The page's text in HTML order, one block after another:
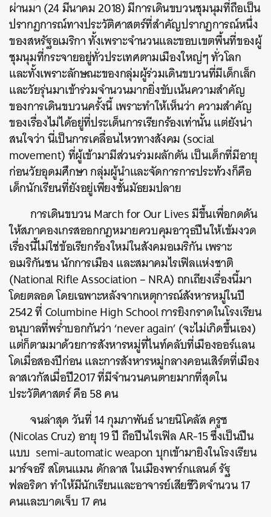
ผ่านมา (24 มีนาคม 2018) มีการเดินขบวนชุมนุมที่ถือเป็น
ปรากฏการณ์ทางประวัติศาสตร์ที่สำคัญปรากฏการณ์หนึ่ง
ของสหรัฐอเมริกา ทั้งเพราะจำนวนและขอบเขตพื้นที่ของผู้
ชุมนุมที่กระจายอยู่ทั่วประเทศตามเมืองใหญ่ๆ ทั่วโลก
และทั้งเพราะลักษณะของกลุ่มผู้ร่วมเดินขบวนที่มีเด็กเล็ก
และวัยรุ่นมาเข้าร่วมจำนวนมากยิ่งขับเน้นความสำคัญ
ของการเดินขบวนครั้งนี้ เพราะทำให้เห็นว่า ความสำคัญ
ของเรื่องไม่ได้อยู่ที่ประเด็นการเรียกร้องเท่านั้น แต่ยังน่า
สนใจว่า นี่เป็นการเคลื่อนไหวทางสังคม (social
movement) ที่ผู้เข้ามามีส่วนร่วมผลักดัน เป็นเด็กที่มีอายุ
ก่อนวัยอุดมศึกษา กลุ่มผู้นำและจัดการการประท้วงก็คือ
เด็กนักเรียนที่ยังอยู่เพียงชั้นมัธยมปลาย
การเดินขบวน March for Our Lives มีขึ้นเพื่อกดดัน
ให้สภาคองเกรสออกกฎหมายควบคุมอาวุธปืนให้เข้มงวด
เรื่องนี้ไม่ใช่ข้อเรียกร้องใหม่ในสังคมอเมริกัน เพราะ
อเมริกันชน นักการเมือง และสมาคมไรเฟิลแห่งชาติ
(National Rifle Association – NRA) ถกเถียงเรื่องนี้มา
โดยตลอด โดยเฉพาะหลังจากเหตุการณ์สังหารหมู่ในปี
2542 ที่ Columbine High School การยิงกราดในโรงเรียน
อนุบาลที่พร่ำบอกกันว่า ‘never again’ (จะไม่เกิดขึ้นเอง)
แต่ก็ตามมาด้วยการสังหารหมู่ที่ไนท์คลับที่เมืองออร์แลน
โดเมื่อสองปีก่อน และการสังหารหมู่กลางคอนเสิร์ตที่เมือง
ลาสเวกัสเมื่อปี2017 ที่มีจำนวนคนตายมากที่สุดใน
ประวัติศาสตร์ คือ 58 คน
จนล่าสุด วันที่ 14 กุมภาพันธ์ นายนิโคลัส ครูซ
(Nicolas Cruz) อายุ 19 ปี ถือปืนไรเฟิล AR-15ซึ่งเป็นปืน
แบบ semi-automatic weapon บุกเข้ามายิงในโรงเรียน
มาร์จอรี สโตนแมน ดักลาสในเมืองพาร์กแลนด์ รัฐ
ฟลอริดา ทำให้มีนักเรียนและอาจารย์เสียชีวิตจำนวน 17
คนและบาดเจ็บ 17 คน